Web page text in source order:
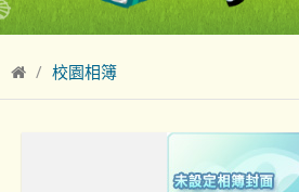
校園相簿